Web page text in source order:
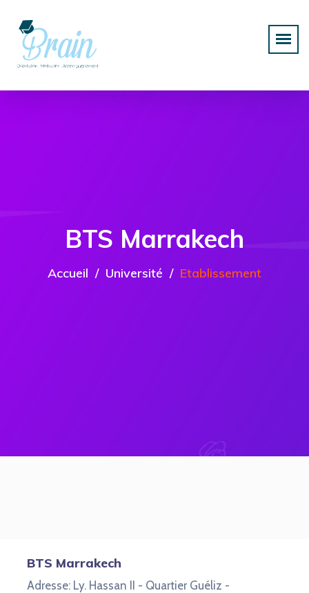
BTS Marrakech
Accueil Université Etablissement
BTS Marrakech
Adresse: Ly. Hassan II - Quartier Guéliz -